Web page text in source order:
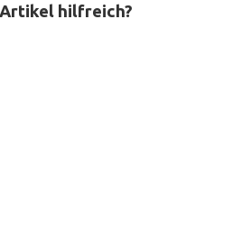
Artikel hilfreich?